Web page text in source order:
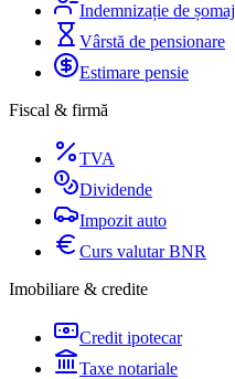
Indemnizație de șomaj
Vârstă de pensionare
Estimare pensie
Fiscal & firmă
TVA
Dividende
Impozit auto
Curs valutar BNR
Imobiliare & credite
Credit ipotecar
Taxe notariale